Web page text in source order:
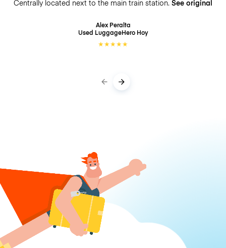
Centrally located next to the main train station. See original
Alex Peralta
Used LuggageHero Hoy
★★★★★